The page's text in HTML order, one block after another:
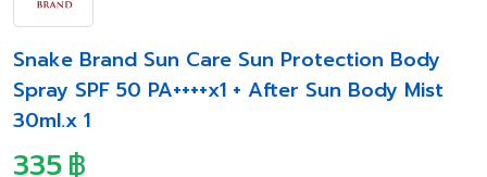
Snake Brand Sun Care Sun Protection Body
Spray SPF 50 PA++++x1 + After Sun Body Mist
30ml.x 1
335฿